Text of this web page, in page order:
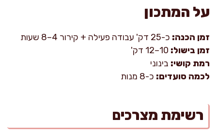
על המתכון
זמן הכנה: כ-25 דק' עבודה פעילה + קירור 4–8 שעות
זמן בישול:
רמת קושי: בינוני
לכמה סועדים: כ-8 מנות
רשימת מצרכים